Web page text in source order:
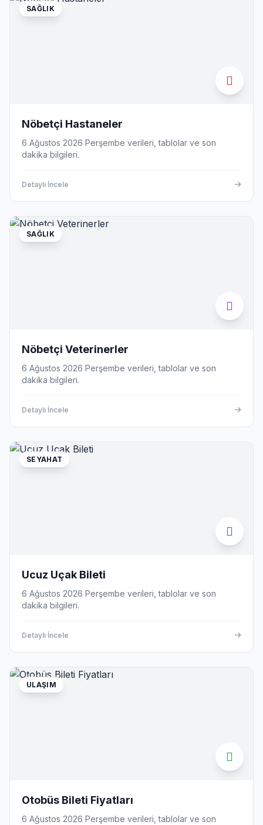
SAĞLIK
Nöbetçi Hastaneler
6 Ağustos 2026 Perşembe verileri, tablolar ve son
dakika bilgileri.
Detaylı İncele
SAĞLIK
Nöbetçi Veterinerler
6 Ağustos 2026 Perşembe verileri, tablolar ve son
dakika bilgileri.
Detaylı İncele
SEYAHAT
Ucuz Uçak Bileti
6 Ağustos 2026 Perşembe verileri, tablolar ve son
dakika bilgileri.
Detaylı İncele
ULAŞIM
Otobüs Bileti Fiyatları
6 Ağustos 2026 Perşembe verileri, tablolar ve son